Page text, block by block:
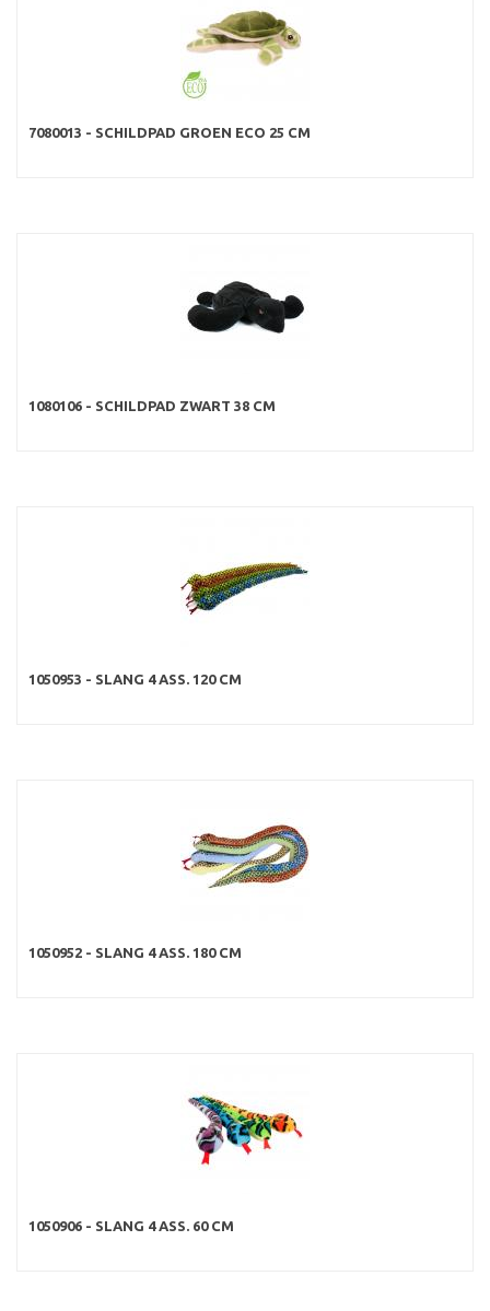
7080013 - SCHILDPAD GROEN ECO 25 CM
1080106 - SCHILDPAD ZWART 38 CM
1050953 - SLANG 4 ASS. 120 CM
1050952 - SLANG 4 ASS. 180 CM
1050906 - SLANG 4 ASS. 60 CM